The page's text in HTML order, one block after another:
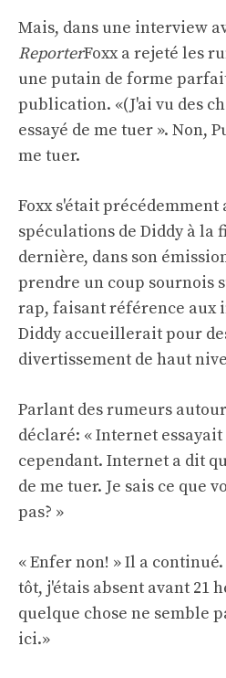
Mais, dans une interview
ReporterFoxx a rejeté les
une putain de forme
publication. «(J'ai vu des
essayé de me tuer ». Non,
me tuer.
Foxx s'était précédemment
spéculations de Diddy à la
dernière, dans son
prendre un coup sournois
rap, faisant référence aux
Diddy accueillerait pour
divertissement de haut
Parlant des rumeurs autour
déclaré: « Internet essayait
cependant. Internet a dit
de me tuer. Je sais ce que
pas? »
« Enfer non! » Il a
tôt, j'étais absent avant 21
quelque chose ne semble
ici.»